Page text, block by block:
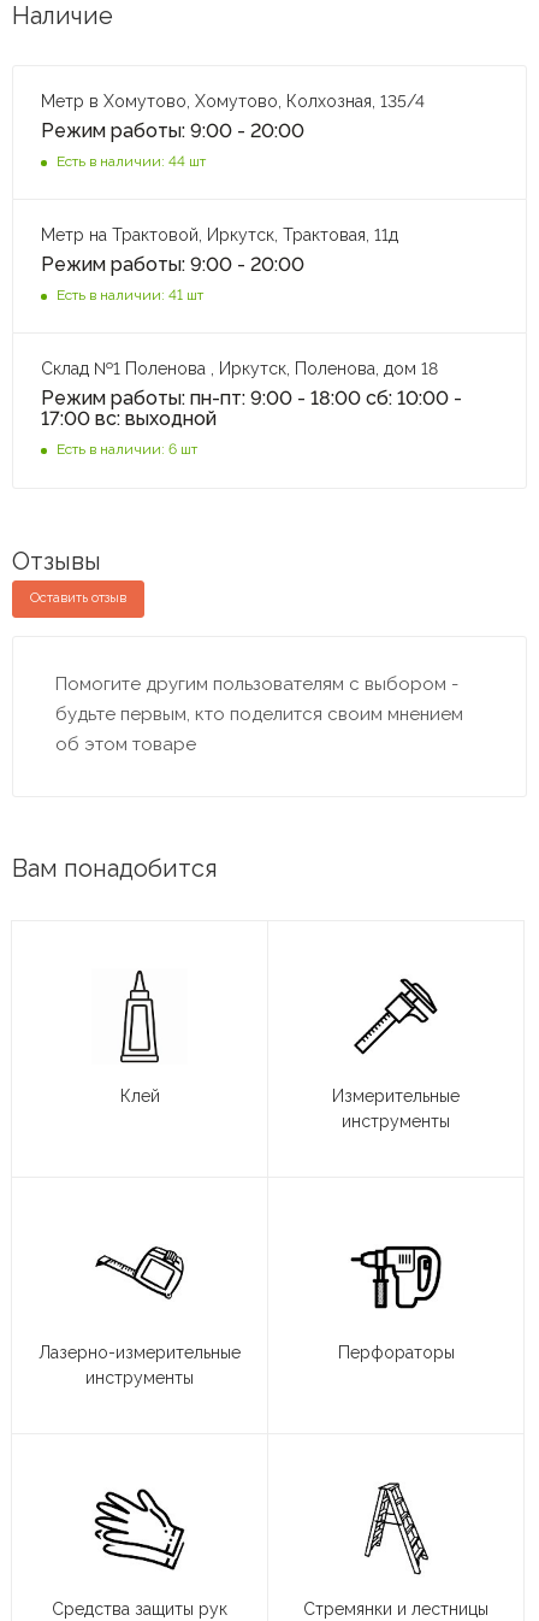
Наличие
Метр в Хомутово, Хомутово, Колхозная, 135/4
Режим работы: 9:00 - 20:00
Есть в наличии: 44 шт
Метр на Трактовой, Иркутск, Трактовая, 11д
Режим работы: 9:00 - 20:00
Есть в наличии: 41 шт
Склад №1 Поленова , Иркутск, Поленова, дом 18
Режим работы: пн-пт: 9:00 - 18:00 сб: 10:00 -
17:00 вс: выходной
Есть в наличии: 6 шт
Отзывы
Оставить отзыв
Помогите другим пользователям с выбором -
будьте первым, кто поделится своим мнением
об этом товаре
Вам понадобится
Клей
Измерительные
инструменты
Лазерно-измерительные
инструменты
Перфораторы
Средства защиты рук Стремянки и лестницы